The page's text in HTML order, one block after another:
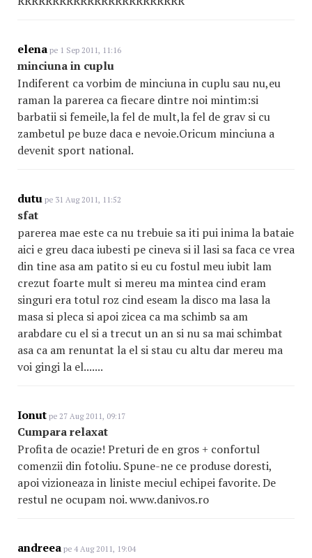
elena pe 1 Sep 2011, 11:16
minciuna in cuplu
Indiferent ca vorbim de minciuna in cuplu sau nu,eu
raman la parerea ca fiecare dintre noi mintim:si
barbatii si femeile,la fel de mult,la fel de grav si cu
zambetul pe buze daca e nevoie.Oricum minciuna a
devenit sport national.
dutu pe 31 Aug 2011, 11:52
sfat
parerea mae este ca nu trebuie sa iti pui inima la bataie
aici e greu daca iubesti pe cineva si il lasi sa faca ce vrea
din tine asa am patito si eu cu fostul meu iubit lam
crezut foarte mult si mereu ma mintea cind eram
singuri era totul roz cind eseam la disco ma lasa la
masa si pleca si apoi zicea ca ma schimb sa am
arabdare cu el si a trecut un an si nu sa mai schimbat
asa ca am renuntat la el si stau cu altu dar mereu ma
voi gingi la el.......
Ionut pe 27 Aug 2011, 09:17
Cumpara relaxat
Profita de ocazie! Preturi de en gros + confortul
comenzii din fotoliu. Spune-ne ce produse doresti,
apoi vizioneaza in liniste meciul echipei favorite. De
restul ne ocupam noi. www.danivos.ro
andreea pe 4 Aug 2011, 19:04